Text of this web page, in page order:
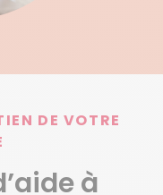
DE VOTRE
à